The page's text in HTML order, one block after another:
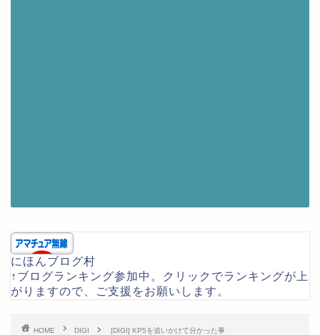
にほんブログ村
↑ブログランキング参加中。クリックでランキングが上
がりますので、ご支援をお願いします。
HOME DIGI [DIGI] KP5を追いかけて分かった事